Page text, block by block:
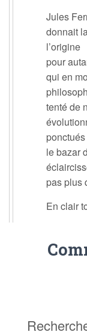
Jules
donnait
l’origine
pour
qui en
tenté de
le bazar
pas plus
En clair